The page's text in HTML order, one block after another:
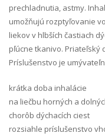
prechladnutia, astmy.
umožňujú rozptyľovanie
liekov v hlbších častiach
pľúcne tkanivo. Priateľský
Príslušenstvo je
krátka doba inhalácie
na liečbu horných a
chorôb dýchacích ciest
rozsiahle príslušenstvo